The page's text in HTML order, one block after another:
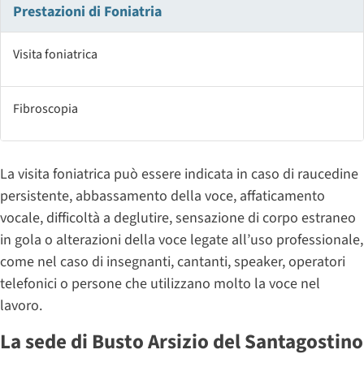
Prestazioni di Foniatria
Visita foniatrica
Fibroscopia
La visita foniatrica può essere indicata in caso di raucedine
persistente, abbassamento della voce, affaticamento
vocale, difficoltà a deglutire, sensazione di corpo estraneo
in gola o alterazioni della voce legate all’uso professionale,
come nel caso di insegnanti, cantanti, speaker, operatori
telefonici o persone che utilizzano molto la voce nel
lavoro.
La sede di Busto Arsizio del Santagostino